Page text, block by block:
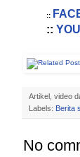
::
::
Artikel, video
Labels: Berita
No